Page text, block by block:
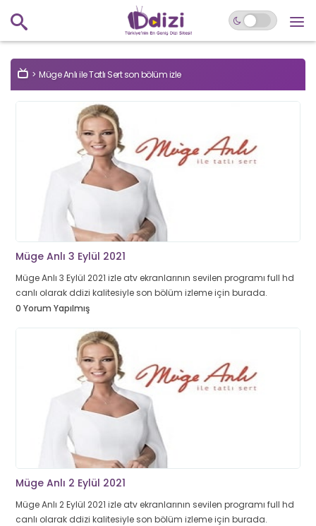
Müge Anlı ile Tatlı Sert son bölüm izle
Müge Anlı 3 Eylül 2021
Müge Anlı 3 Eylül 2021 izle atv ekranlarının sevilen programı full hd
canlı olarak ddizi kalitesiyle son bölüm izleme için burada.
0 Yorum Yapılmış
Müge Anlı 2 Eylül 2021
Müge Anlı 2 Eylül 2021 izle atv ekranlarının sevilen programı full hd
canlı olarak ddizi kalitesiyle son bölüm izleme için burada.